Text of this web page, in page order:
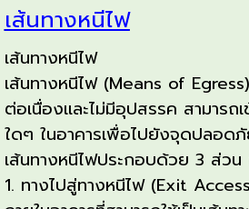
เส้นทางหนีไฟ
เส้นทางหนีไฟ
เส้นทางหนีไฟ (Means of
ต่อเนื่องและไม่มีอุปสรรค สามารถ
ใดๆ ในอาคารเพื่อไปยังจุดปลอ
เส้นทางหนีไฟประกอบด้วย 3 ส่วน
1. ทางไปสู่ทางหนีไฟ (Exit